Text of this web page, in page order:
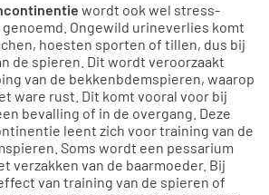
wordt ook wel stress-
Ongewild urineverlies komt
hoesten sporten of tillen, dus bij
de spieren. Dit wordt veroorzaakt
van de bekkenbdemspieren, waarop
ware rust. Dit komt vooral voor bij
bevalling of in de overgang. Deze
leent zich voor training van de
Soms wordt een pessarium
verzakken van de baarmoeder. Bij
van training van de spieren of